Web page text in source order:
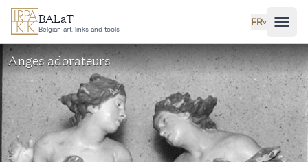
Aller au contenu principal
BALaT
Belgian art, links and tools
FR˅
Anges adorateurs